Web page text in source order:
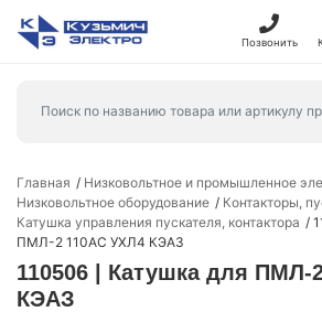
Позвонить
Главная
Низковольтное и промышленное
Низковольтное оборудование
Контакторы,
Катушка управления пускателя, контактора
ПМЛ-2 110AC УХЛ4 КЭАЗ
110506 | Катушка для ПМЛ-
КЭАЗ